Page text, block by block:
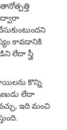
కావడానికి
లేదా స్త్రీ
కొన్ని
లేదా
ఇది మంచి